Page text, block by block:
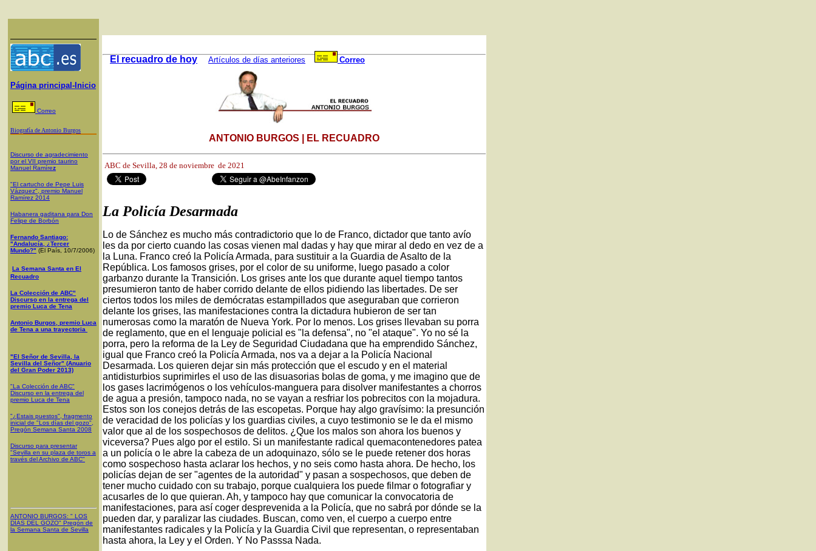
Página principal-Inicio
Correo
Biografía de Antonio Burgos
Discurso de agradecimiento
por el VII premio taurino
Manuel Ramírez
"El cartucho de Pepe Luis
Vázquez", premio Manuel
Ramírez 2014
Habanera gaditana para Don
Felipe de Borbón
Fernando Santiago:
"Andalucía, ¿Tercer
Mundo?" (El País, 10/7/2006)
La Semana Santa en El
Recuadro
La Colección de ABC"
Discurso en la entrega del
premio Luca de Tena
Antonio Burgos, premio Luca
de Tena a una trayectoria
"El Señor de Sevilla, la
Sevilla del Señor" (Anuario
del Gran Poder 2013)
"La Colección de ABC"
Discurso en la entrega del
premio Luca de Tena
"¿Estais puestos", fragmento
inicial de "Los días del gozo",
Pregón Semana Santa 2008
Discurso para presentar
"Sevilla en su plaza de toros a
través del Archivo de ABC"
ANTONIO BURGOS: " LOS
DÍAS DEL GOZO" Pregón de
la Semana Santa de Sevilla
El recuadro de hoy Artículos de días anteriores Correo
ANTONIO BURGOS | EL RECUADRO
ABC de Sevilla, 28 de noviembre de 2021
La Policía Desarmada
Lo de Sánchez es mucho más contradictorio que lo de Franco, dictador que tanto avío
les da por cierto cuando las cosas vienen mal dadas y hay que mirar al dedo en vez de a
la Luna. Franco creó la Policía Armada, para sustituir a la Guardia de Asalto de la
República. Los famosos grises, por el color de su uniforme, luego pasado a color
garbanzo durante la Transición. Los grises ante los que durante aquel tiempo tantos
presumieron tanto de haber corrido delante de ellos pidiendo las libertades. De ser
ciertos todos los miles de demócratas estampillados que aseguraban que corrieron
delante los grises, las manifestaciones contra la dictadura hubieron de ser tan
numerosas como la maratón de Nueva York. Por lo menos. Los grises llevaban su porra
de reglamento, que en el lenguaje policial es "la defensa", no "el ataque". Yo no sé la
porra, pero la reforma de la Ley de Seguridad Ciudadana que ha emprendido Sánchez,
igual que Franco creó la Policía Armada, nos va a dejar a la Policía Nacional
Desarmada. Los quieren dejar sin más protección que el escudo y en el material
antidisturbios suprimirles el uso de las disuasorias bolas de goma, y me imagino que de
los gases lacrimógenos o los vehículos-manguera para disolver manifestantes a chorros
de agua a presión, tampoco nada, no se vayan a resfriar los pobrecitos con la mojadura.
Estos son los conejos detrás de las escopetas. Porque hay algo gravísimo: la presunción
de veracidad de los policías y los guardias civiles, a cuyo testimonio se le da el mismo
valor que al de los sospechosos de delitos. ¿Que los malos son ahora los buenos y
viceversa? Pues algo por el estilo. Si un manifestante radical quemacontenedores patea
a un policía o le abre la cabeza de un adoquinazo, sólo se le puede retener dos horas
como sospechoso hasta aclarar los hechos, y no seis como hasta ahora. De hecho, los
policías dejan de ser "agentes de la autoridad" y pasan a sospechosos, que deben de
tener mucho cuidado con su trabajo, porque cualquiera los puede filmar o fotografiar y
acusarles de lo que quieran. Ah, y tampoco hay que comunicar la convocatoria de
manifestaciones, para así coger desprevenida a la Policía, que no sabrá por dónde se la
pueden dar, y paralizar las ciudades. Buscan, como ven, el cuerpo a cuerpo entre
manifestantes radicales y la Policía y la Guardia Civil que representan, o representaban
hasta ahora, la Ley y el Orden. Y No Passsa Nada.